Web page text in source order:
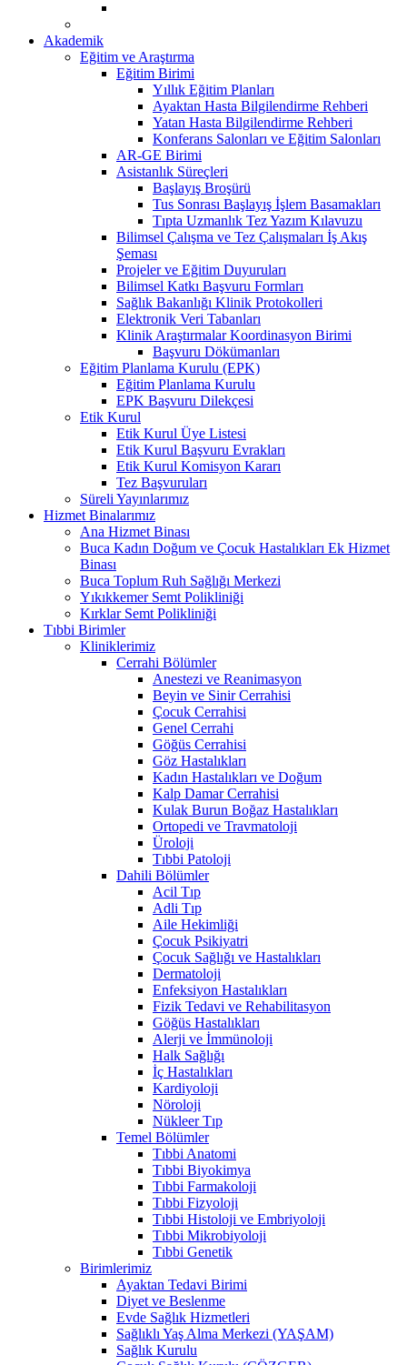
Akademik
Eğitim ve Araştırma
Eğitim Birimi
Yıllık Eğitim Planları
Ayaktan Hasta Bilgilendirme Rehberi
Yatan Hasta Bilgilendirme Rehberi
Konferans Salonları ve Eğitim Salonları
AR-GE Birimi
Asistanlık Süreçleri
Başlayış Broşürü
Tus Sonrası Başlayış İşlem Basamakları
Tıpta Uzmanlık Tez Yazım Kılavuzu
Bilimsel Çalışma ve Tez Çalışmaları İş Akış
Şeması
Projeler ve Eğitim Duyuruları
Bilimsel Katkı Başvuru Formları
Sağlık Bakanlığı Klinik Protokolleri
Elektronik Veri Tabanları
Klinik Araştırmalar Koordinasyon Birimi
Başvuru Dökümanları
Eğitim Planlama Kurulu (EPK)
Eğitim Planlama Kurulu
EPK Başvuru Dilekçesi
Etik Kurul
Etik Kurul Üye Listesi
Etik Kurul Başvuru Evrakları
Etik Kurul Komisyon Kararı
Tez Başvuruları
Süreli Yayınlarımız
Hizmet Binalarımız
Ana Hizmet Binası
Buca Kadın Doğum ve Çocuk Hastalıkları Ek Hizmet
Binası
Buca Toplum Ruh Sağlığı Merkezi
Yıkıkkemer Semt Polikliniği
Kırklar Semt Polikliniği
Tıbbi Birimler
Kliniklerimiz
Cerrahi Bölümler
Anestezi ve Reanimasyon
Beyin ve Sinir Cerrahisi
Çocuk Cerrahisi
Genel Cerrahi
Göğüs Cerrahisi
Göz Hastalıkları
Kadın Hastalıkları ve Doğum
Kalp Damar Cerrahisi
Kulak Burun Boğaz Hastalıkları
Ortopedi ve Travmatoloji
Üroloji
Tıbbi Patoloji
Dahili Bölümler
Acil Tıp
Adli Tıp
Aile Hekimliği
Çocuk Psikiyatri
Çocuk Sağlığı ve Hastalıkları
Dermatoloji
Enfeksiyon Hastalıkları
Fizik Tedavi ve Rehabilitasyon
Göğüs Hastalıkları
Alerji ve İmmünoloji
Halk Sağlığı
İç Hastalıkları
Kardiyoloji
Nöroloji
Nükleer Tıp
Temel Bölümler
Tıbbi Anatomi
Tıbbi Biyokimya
Tıbbi Farmakoloji
Tıbbi Fizyoloji
Tıbbi Histoloji ve Embriyoloji
Tıbbi Mikrobiyoloji
Tıbbi Genetik
Birimlerimiz
Ayaktan Tedavi Birimi
Diyet ve Beslenme
Evde Sağlık Hizmetleri
Sağlıklı Yaş Alma Merkezi (YAŞAM)
Sağlık Kurulu